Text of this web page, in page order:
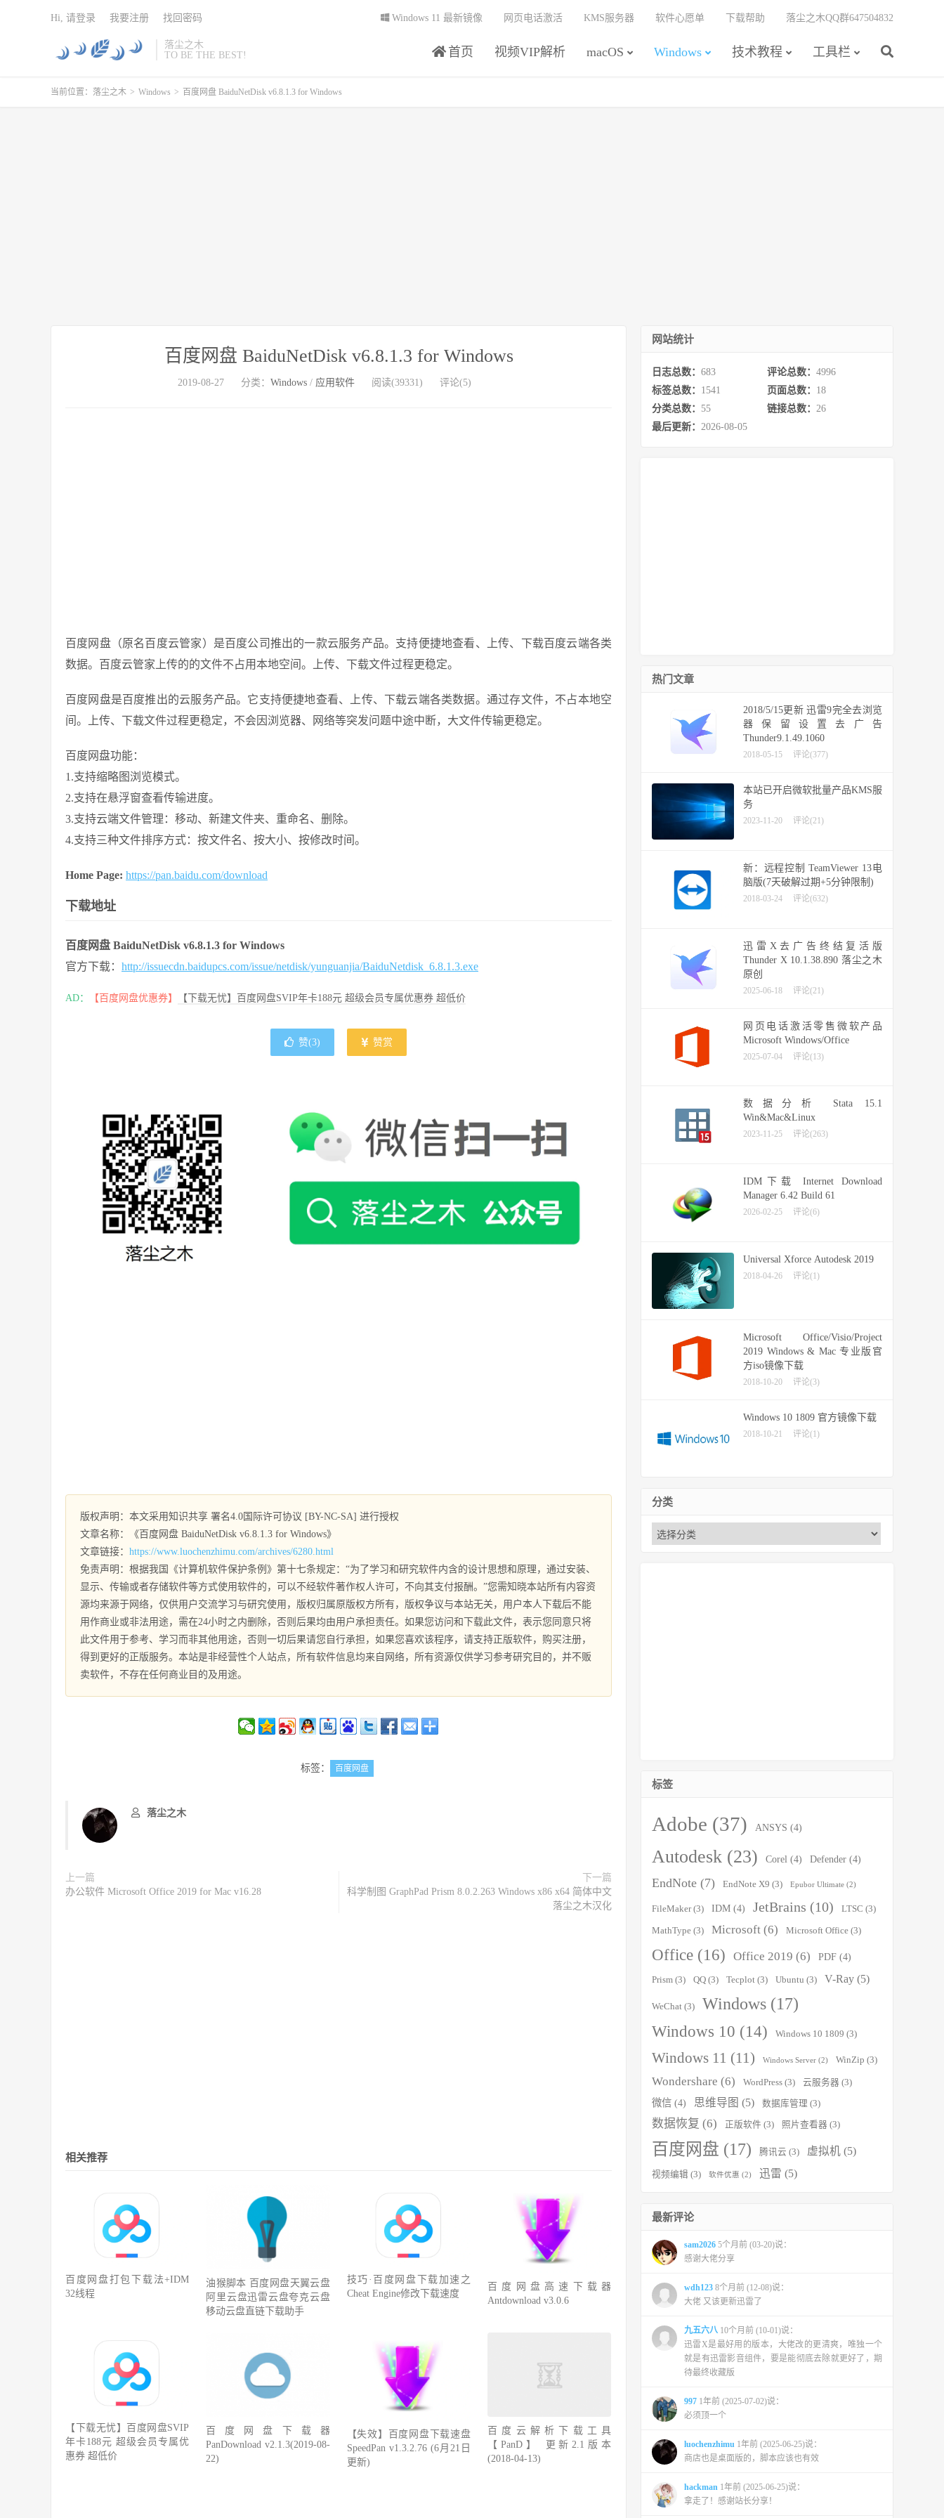
落尘之木
TO BE THE BEST!
首页 视频VIP解析 macOS Windows 技术教程 工具栏
Windows 11 最新镜像 网页电话激活 KMS服务器 软件心愿单 下载帮助 落尘之木QQ群647504832
Hi, 请登录 我要注册 找回密码
当前位置： 落尘之木 > Windows > 百度网盘 BaiduNetDisk v6.8.1.3 for Windows
百度网盘 BaiduNetDisk v6.8.1.3 for Windows
2019-08-27 分类： Windows / 应用软件 阅读(39331) 评论(5)
百度网盘（原名百度云管家）是百度公司推出的一款云服务产品。支持便捷地查看、上传、下载百度云端各类
数据。百度云管家上传的的文件不占用本地空间。上传、下载文件过程更稳定。
百度网盘是百度推出的云服务产品。它支持便捷地查看、上传、下载云端各类数据。通过存文件，不占本地空
间。上传、下载文件过程更稳定，不会因浏览器、网络等突发问题中途中断，大文件传输更稳定。
百度网盘功能：
1.支持缩略图浏览模式。
2.支持在悬浮窗查看传输进度。
3.支持云端文件管理：移动、新建文件夹、重命名、删除。
4.支持三种文件排序方式：按文件名、按大小、按修改时间。
Home Page: https://pan.baidu.com/download
下载地址
百度网盘 BaiduNetDisk v6.8.1.3 for Windows
官方下载： http://issuecdn.baidupcs.com/issue/netdisk/yunguanjia/BaiduNetdisk_6.8.1.3.exe
AD： 【百度网盘优惠券】 【下载无忧】百度网盘SVIP年卡188元 超级会员专属优惠券 超低价
赞(3) 赞赏
版权声明：本文采用知识共享 署名4.0国际许可协议 [BY-NC-SA] 进行授权
文章名称：《百度网盘 BaiduNetDisk v6.8.1.3 for Windows》
文章链接： https://www.luochenzhimu.com/archives/6280.html
免责声明：根据我国《计算机软件保护条例》第十七条规定：“为了学习和研究软件内含的设计思想和原理，通过安装、
显示、传输或者存储软件等方式使用软件的，可以不经软件著作权人许可，不向其支付报酬。”您需知晓本站所有内容资
源均来源于网络，仅供用户交流学习与研究使用，版权归属原版权方所有，版权争议与本站无关，用户本人下载后不能
用作商业或非法用途，需在24小时之内删除，否则后果均由用户承担责任。如果您访问和下载此文件，表示您同意只将
此文件用于参考、学习而非其他用途，否则一切后果请您自行承担，如果您喜欢该程序，请支持正版软件，购买注册，
得到更好的正版服务。本站是非经营性个人站点，所有软件信息均来自网络，所有资源仅供学习参考研究目的，并不贩
卖软件，不存在任何商业目的及用途。
标签： 百度网盘
落尘之木
上一篇
办公软件 Microsoft Office 2019 for Mac v16.28
下一篇
科学制图 GraphPad Prism 8.0.2.263 Windows x86 x64 简体中文
落尘之木汉化
相关推荐
百度网盘打包下载法+IDM
32线程
油猴脚本 百度网盘天翼云盘
阿里云盘迅雷云盘夸克云盘
移动云盘直链下载助手
技巧·百度网盘下载加速之
Cheat Engine修改下载速度
百度网盘高速下载器
Antdownload v3.0.6
【下载无忧】百度网盘SVIP
年卡188元 超级会员专属优
惠券 超低价
百度网盘下载器
PanDownload v2.1.3(2019-08-
22)
【失效】百度网盘下载速盘
SpeedPan v1.3.2.76 (6月21日
更新)
百度云解析下载工具
【PanD】 更新2.1版本
(2018-04-13)
网站统计
日志总数： 683 评论总数： 4996
标签总数： 1541 页面总数： 18
分类总数： 55 链接总数： 26
最后更新： 2026-08-05
热门文章
2018/5/15更新 迅雷9完全去浏览
器保留设置去广告
Thunder9.1.49.1060
2018-05-15 评论(377)
本站已开启微软批量产品KMS服
务
2023-11-20 评论(21)
新：远程控制 TeamViewer 13电
脑版(7天破解过期+5分钟限制)
2018-03-24 评论(632)
迅雷X去广告终结复活版
Thunder X 10.1.38.890 落尘之木
原创
2025-06-18 评论(21)
网页电话激活零售微软产品
Microsoft Windows/Office
2025-07-04 评论(13)
数据分析 Stata 15.1
Win&Mac&Linux
2023-11-25 评论(263)
IDM下载 Internet Download
Manager 6.42 Build 61
2026-02-25 评论(6)
Universal Xforce Autodesk 2019
2018-04-26 评论(1)
Microsoft Office/Visio/Project
2019 Windows & Mac 专业版官
方iso镜像下载
2018-10-20 评论(3)
Windows 10 1809 官方镜像下载
2018-10-21 评论(1)
分类
标签
Adobe (37) ANSYS (4)
Autodesk (23) Corel (4) Defender (4)
EndNote (7) EndNote X9 (3) Epubor Ultimate (2)
FileMaker(3) IDM (4) JetBrains (10) LTSC (3)
MathType (3) Microsoft (6) Microsoft Office (3)
Office (16) Office 2019 (6) PDF (4)
Prism (3) QQ (3) Tecplot (3) Ubuntu (3) V-Ray (5)
WeChat (3) Windows (17)
Windows 10 (14) Windows 10 1809 (3)
Windows 11 (11) Windows Server (2) WinZip (3)
Wondershare (6) WordPress (3) 云服务器 (3)
微信 (4) 思维导图 (5) 数据库管理 (3)
数据恢复 (6) 正版软件 (3) 照片查看器 (3)
百度网盘 (17) 腾讯云 (3) 虚拟机 (5)
视频编辑 (3) 软件优惠 (2) 迅雷 (5)
最新评论
sam2026 5个月前 (03-20)说：
感谢大佬分享
wdh123 8个月前 (12-08)说：
大佬 又该更新迅雷了
九五六八 10个月前 (10-01)说：
迅雷X是最好用的版本，大佬改的更清爽，唯独一个
就是有迅雷影音组件，要是能彻底去除就更好了，期
待最终收藏版
997 1年前 (2025-07-02)说：
必须顶一个
luochenzhimu 1年前 (2025-06-25)说：
商店也是桌面版的，脚本应该也有效
hackman 1年前 (2025-06-25)说：
拿走了！感谢站长分享！